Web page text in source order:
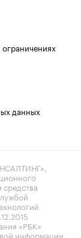
данных
средства
«РБК»
информации